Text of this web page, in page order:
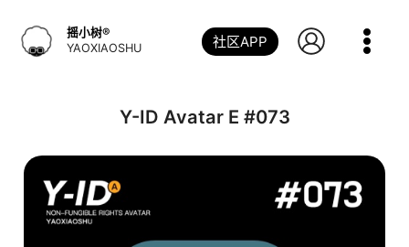
摇小树®️
YAOXIAOSHU
社区APP
Y-ID Avatar E #073